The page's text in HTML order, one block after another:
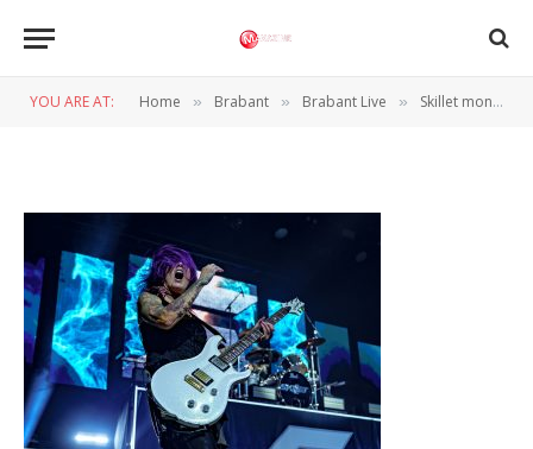
YOU ARE AT: Home » Brabant » Brabant Live » Skillet monsterachtig sterk in Tilburg
Skillet – Daniel Frissen – 013 –